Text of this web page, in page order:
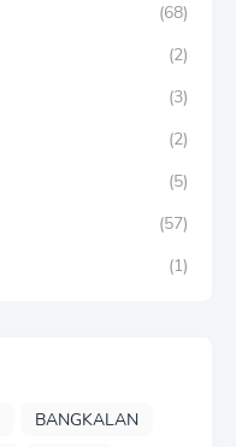
(68)
(2)
(3)
(2)
(5)
(57)
(1)
BANGKALAN